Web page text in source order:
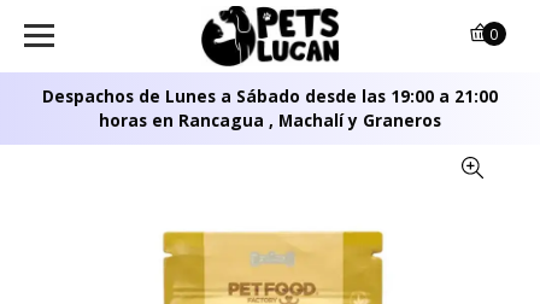
Despachos de Lunes a Sábado desde las 19:00 a 21:00
horas en Rancagua , Machalí y Graneros
0